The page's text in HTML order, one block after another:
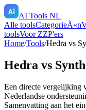
AI Tools NL
Alle toolsCategorieÃ«n
toolsVoor ZZP'ers
Home/Tools/Hedra vs
Hedra vs
Een directe vergelijking
Nederlandse
Samenvatting aan het